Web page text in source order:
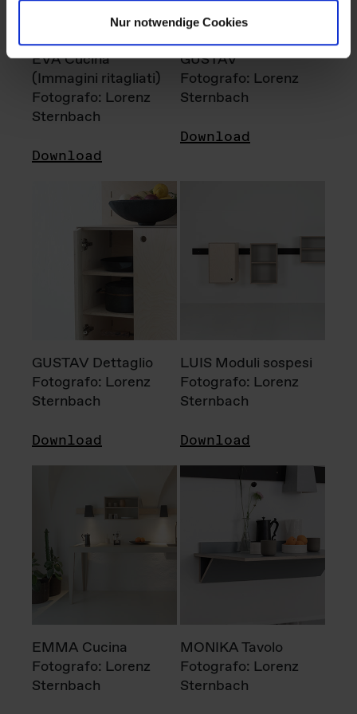
Nur notwendige Cookies
EVA Cucina
(Immagini ritagliati)
Fotografo: Lorenz
Sternbach
Download
GUSTAV
Fotografo: Lorenz
Sternbach
Download
GUSTAV Dettaglio
Fotografo: Lorenz
Sternbach
Download
LUIS Moduli sospesi
Fotografo: Lorenz
Sternbach
Download
EMMA Cucina
Fotografo: Lorenz
Sternbach
MONIKA Tavolo
Fotografo: Lorenz
Sternbach